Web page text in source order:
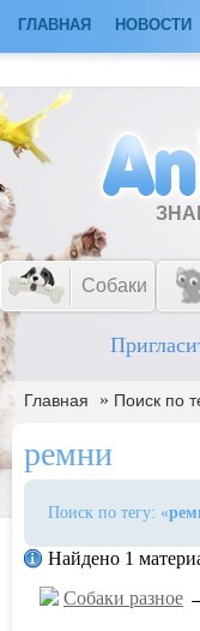
ГЛАВНАЯ НОВОСТИ
Собаки
Главная » Поиск по
ремни
Поиск по тегу: «
Найдено 1
Собаки разное